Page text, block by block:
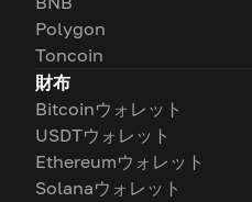
Polygon
Toncoin
財布
Bitcoinウォレット
USDTウォレット
Ethereumウォレット
Solanaウォレット